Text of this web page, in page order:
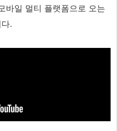
바일 멀티 플랫폼으로 오는
.